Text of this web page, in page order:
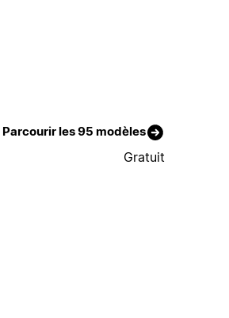
Parcourir les 95 modèles
Gratuit